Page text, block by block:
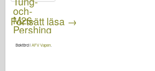
Fortsätt läsa →
Bokförd iAFV Vapen